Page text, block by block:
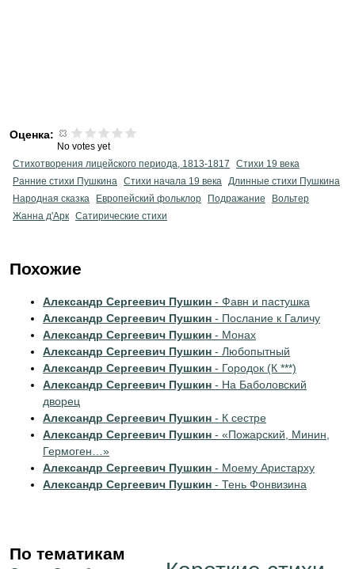
Оценка:
No votes yet
Стихотворения лицейского периода, 1813-1817
Стихи 19 века
Ранние стихи Пушкина Cтихи начала 19 века Длинные стихи Пушкина
Народная сказка
Европейский фольклор Подражание
Вольтер
Жанна д'Арк Сатирические стихи
Похожие
Александр Сергеевич Пушкин - Фавн и пастушка
Александр Сергеевич Пушкин - Послание к Галичу
Александр Сергеевич Пушкин - Монах
Александр Сергеевич Пушкин - Любопытный
Александр Сергеевич Пушкин - Городок (К ***)
Александр Сергеевич Пушкин - На Баболовский
дворец
Александр Сергеевич Пушкин - К сестре
Александр Сергеевич Пушкин - «Пожарский, Минин,
Гермоген…»
Александр Сергеевич Пушкин - Моему Аристарху
Александр Сергеевич Пушкин - Тень Фонвизина
По тематикам